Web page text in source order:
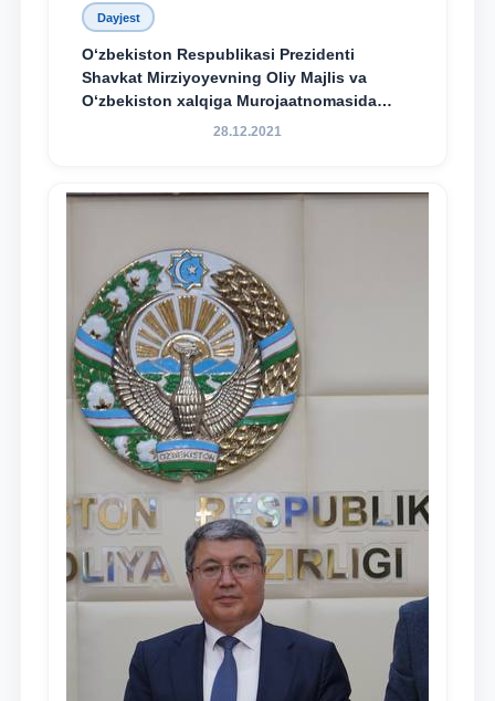
Dayjest
O‘zbekiston Respublikasi Prezidenti
Shavkat Mirziyoyevning Oliy Majlis va
O‘zbekiston xalqiga Murojaatnomasida
belgilangan vazifalar mazmun-mohiyatini
dayjesti
28.12.2021